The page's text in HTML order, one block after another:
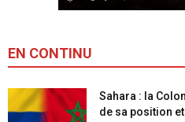
EN CONTINU
Sahara : la
de sa position